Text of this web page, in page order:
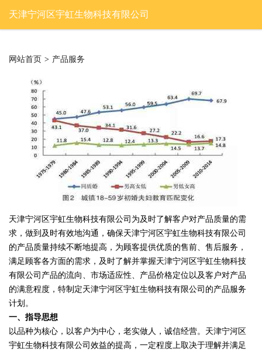
天津宁河区宇虹生物科技有限公司
网站首页 > 产品服务
天津宁河区宇虹生物科技有限公司为及时了解客户对产品质量的需
求，做到及时有效地沟通，确保天津宁河区宇虹生物科技有限公司
的产品质量持续不断地提高，为顾客提供优质的售前、售后服务，
满足顾客各方面的需求，及时了解并掌握天津宁河区宇虹生物科技
有限公司产品的流向、市场适应性、产品价格定位以及客户对产品
的满意程度，特制定天津宁河区宇虹生物科技有限公司的产品服务
计划。
一、指导思想
以品种为核心，以客户为中心，老实做人，诚信经营。天津宁河区
宇虹生物科技有限公司效益的提高，一定程度上取决于理解并满足